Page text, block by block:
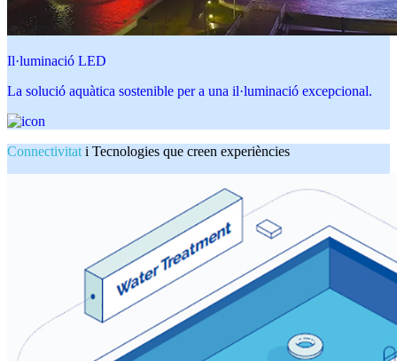
Il·luminació LED
La solució aquàtica sostenible per a una il·luminació excepcional.
Connectivitat i Tecnologies que creen experiències